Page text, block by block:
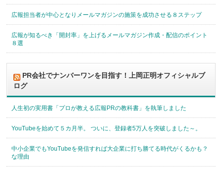
広報担当者が中心となりメールマガジンの施策を成功させる８ステップ
広報が知るべき「開封率」を上げるメールマガジン作成・配信のポイント
８選
PR会社でナンバーワンを目指す！上岡正明オフィシャルブ
ログ
人生初の実用書「プロが教える広報PRの教科書」を執筆しました
YouTubeを始めて５カ月半。 ついに、登録者5万人を突破しました～。
中小企業でもYouTubeを発信すれば大企業に打ち勝てる時代がくるかも？
な理由